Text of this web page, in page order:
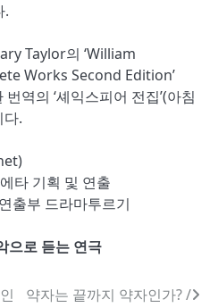
.
Taylor의 ‘William
Works Second Edition’
역의 ‘셰익스피어 전집’(아침
다.
타 기획 및 연출
출부 드라마투르기
으로 듣는 연극
약자는 끝까지 약자인가? /